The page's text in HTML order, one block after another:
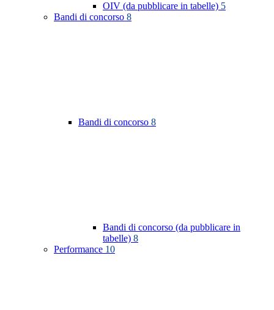
OIV (da pubblicare in tabelle) 5
Bandi di concorso 8
Bandi di concorso 8
Bandi di concorso (da pubblicare in
tabelle) 8
Performance 10